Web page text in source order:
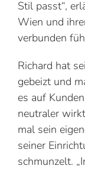
Stil passt“,
Wien und
verbunden
Richard hat
gebeizt und
es auf
neutraler
mal sein
seiner
schmunzelt.